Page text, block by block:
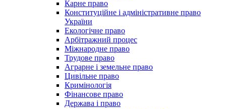
Карне право
Конституційне і адміністративне право
України
Екологічне право
Арбітражний процес
Міжнародне право
Трудове право
Аграрне і земельне право
Цивільне право
Кримінологія
Фінансове право
Держава і право